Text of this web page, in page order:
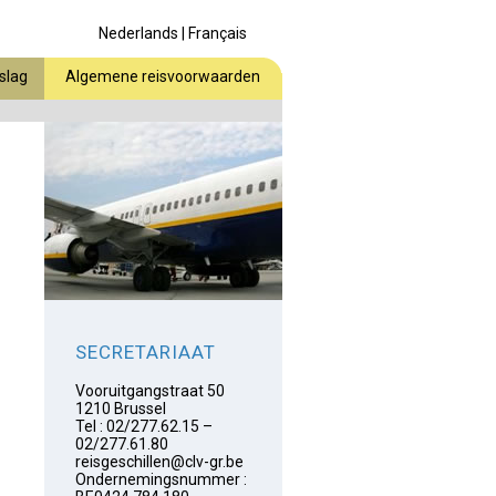
Nederlands Français
Algemene reisvoorwaarden
SECRETARIAAT
Vooruitgangstraat 50
1210 Brussel
Tel : 02/277.62.15 –
02/277.61.80
reisgeschillen@clv-gr.be
Ondernemingsnummer :